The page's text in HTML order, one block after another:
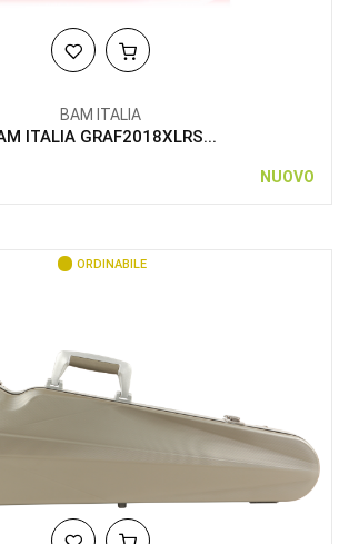
BAM ITALIA
ITALIA GRAF2018XLRS...
NUOVO
ORDINABILE